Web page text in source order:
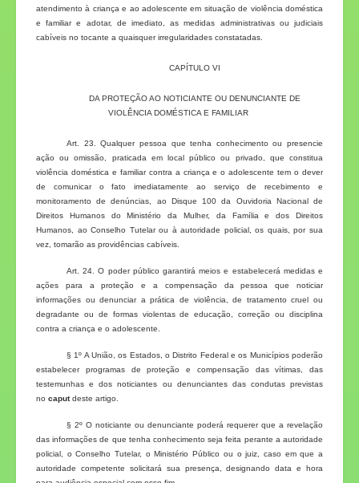
atendimento à criança e ao adolescente em situação de violência doméstica
e familiar e adotar, de imediato, as medidas administrativas ou judiciais
cabíveis no tocante a quaisquer irregularidades constatadas.
CAPÍTULO VI
DA PROTEÇÃO AO NOTICIANTE OU DENUNCIANTE DE
VIOLÊNCIA DOMÉSTICA E FAMILIAR
Art. 23. Qualquer pessoa que tenha conhecimento ou presencie
ação ou omissão, praticada em local público ou privado, que constitua
violência doméstica e familiar contra a criança e o adolescente tem o dever
de comunicar o fato imediatamente ao serviço de recebimento e
monitoramento de denúncias, ao Disque 100 da Ouvidoria Nacional de
Direitos Humanos do Ministério da Mulher, da Família e dos Direitos
Humanos, ao Conselho Tutelar ou à autoridade policial, os quais, por sua
vez, tomarão as providências cabíveis.
Art. 24. O poder público garantirá meios e estabelecerá medidas e
ações para a proteção e a compensação da pessoa que noticiar
informações ou denunciar a prática de violência, de tratamento cruel ou
degradante ou de formas violentas de educação, correção ou disciplina
contra a criança e o adolescente.
§ 1º A União, os Estados, o Distrito Federal e os Municípios poderão
estabelecer programas de proteção e compensação das vítimas, das
testemunhas e dos noticiantes ou denunciantes das condutas previstas
no caputdeste artigo.
§ 2º O noticiante ou denunciante poderá requerer que a revelação
das informações de que tenha conhecimento seja feita perante a autoridade
policial, o Conselho Tutelar, o Ministério Público ou o juiz, caso em que a
autoridade competente solicitará sua presença, designando data e hora